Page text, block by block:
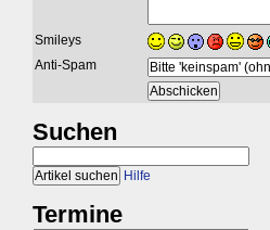
Smileys
Anti-Spam
Suchen
Hilfe
Termine